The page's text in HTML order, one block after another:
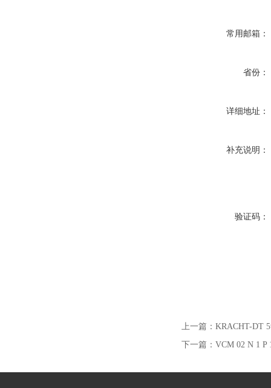
常用邮箱：
省份：
详细地址：
补充说明：
验证码：
上一篇： KRACHT-DT
下一篇： VCM 02 N 1